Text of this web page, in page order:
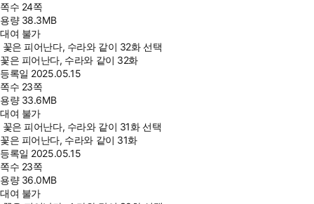
쪽수 24쪽
용량 38.3MB
대여 불가
꽃은 피어난다, 수라와 같이 32화 선택
꽃은 피어난다, 수라와 같이 32화
등록일 2025.05.15
쪽수 23쪽
용량 33.6MB
대여 불가
꽃은 피어난다, 수라와 같이 31화 선택
꽃은 피어난다, 수라와 같이 31화
등록일 2025.05.15
쪽수 23쪽
용량 36.0MB
대여 불가